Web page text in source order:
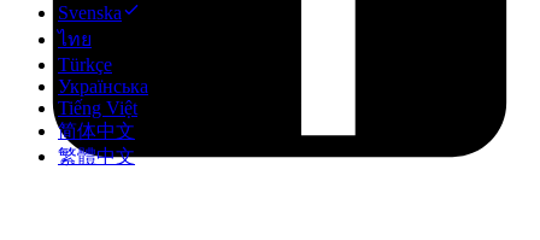
Svenska
ไทย
Türkçe
Українська
Tiếng Việt
简体中文
繁體中文